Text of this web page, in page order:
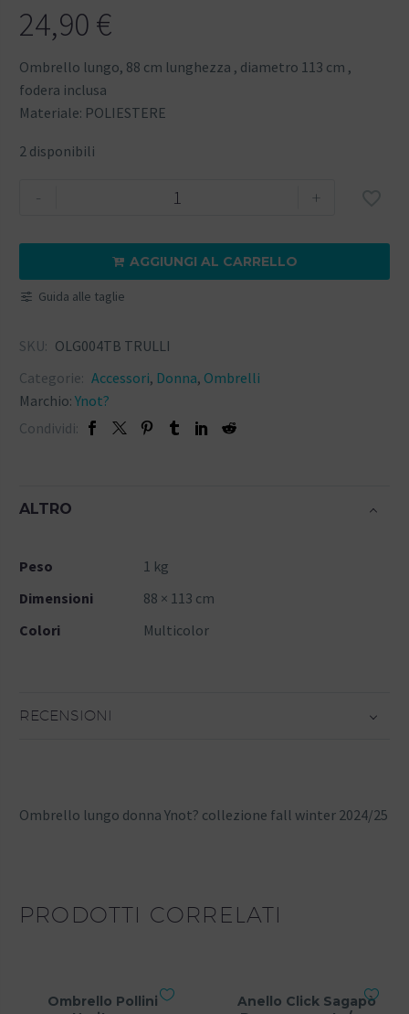
24,90 €
Ombrello lungo, 88 cm lunghezza , diametro 113 cm ,
fodera inclusa
Materiale: POLIESTERE
2 disponibili
- +
 AGGIUNGI AL CARRELLO
Guida alle taglie
SKU: OLG004TB TRULLI
Categorie: Accessori, Donna, Ombrelli
Marchio: Ynot?
Condividi:
ALTRO
Peso
1 kg
Dimensioni
88 × 113 cm
Colori
Multicolor
RECENSIONI
Ombrello lungo donna Ynot? collezione fall winter 2024/25
PRODOTTI CORRELATI
Ombrello Pollini
Anello Click Sagapò